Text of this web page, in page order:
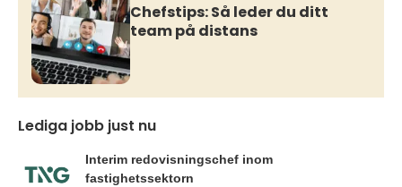
Chefstips: Så leder du ditt
team på distans
Lediga jobb just nu
Interim redovisningschef inom
fastighetssektorn